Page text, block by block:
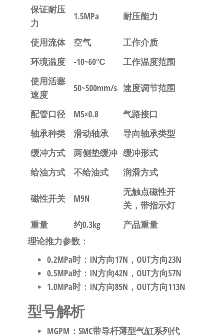
保证耐压
力
1.5MPa 耐压能力
使用流体 空气
工作介质
环境温度
-10~60℃
工作温度范围
使用活塞
速度
50~500mm/s 速度调节范围
配管口径 M5×0.8
气路接口
轴承种类
滑动轴承
导向轴承类型
缓冲方式
两侧垫缓冲 缓冲形式
给油方式
不给油式 润滑方式
磁性开关 M9N
无触点磁性开
关，带指示灯
重量
约0.3kg
产品重量
理论推力参数：
0.2MPa时：IN方向17N，OUT方向23N
0.5MPa时：IN方向42N，OUT方向57N
1.0MPa时：IN方向85N，OUT方向113N
型号解析
MGPM ：SMC带导杆薄型气缸系列代